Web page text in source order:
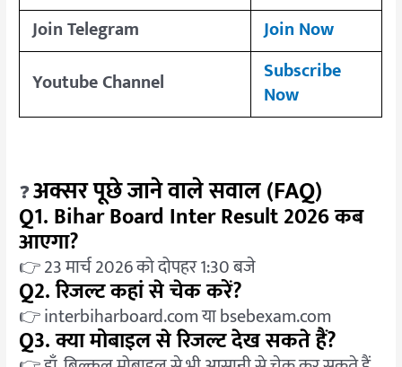
Join Telegram
Join Now
Youtube Channel
Subscribe
Now
❓अक्सर पूछे जाने वाले सवाल (FAQ)
Q1. Bihar Board Inter Result 2026 कब
आएगा?
👉 23 मार्च 2026 को दोपहर 1:30 बजे
Q2. रिजल्ट कहां से चेक करें?
👉 interbiharboard.com या bsebexam.com
Q3. क्या मोबाइल से रिजल्ट देख सकते हैं?